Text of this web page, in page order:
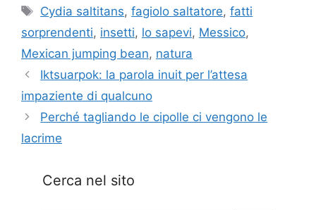
Tag
Cydia saltitans,fagiolo saltatore,fatti
sorprendenti, insetti, lo sapevi, Messico,
Mexican jumping bean, natura
Iktsuarpok: la parola inuit per l’attesa
impaziente di qualcuno
Perché tagliando le cipolle ci vengono le
lacrime
Cerca nel sito